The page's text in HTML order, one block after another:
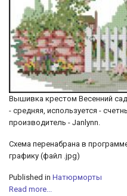
Вышивка крестом Весенний
- средняя, используется -
производитель - Janlynn.
Схема перенабрана в
графику (файл .jpg)
Published in Натюрморты
Read more...